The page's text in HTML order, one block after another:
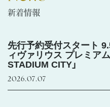
新着情報
先行予約受付スタート
ィヴァリウス プレミア
STADIUM CITY」
2026.07.07